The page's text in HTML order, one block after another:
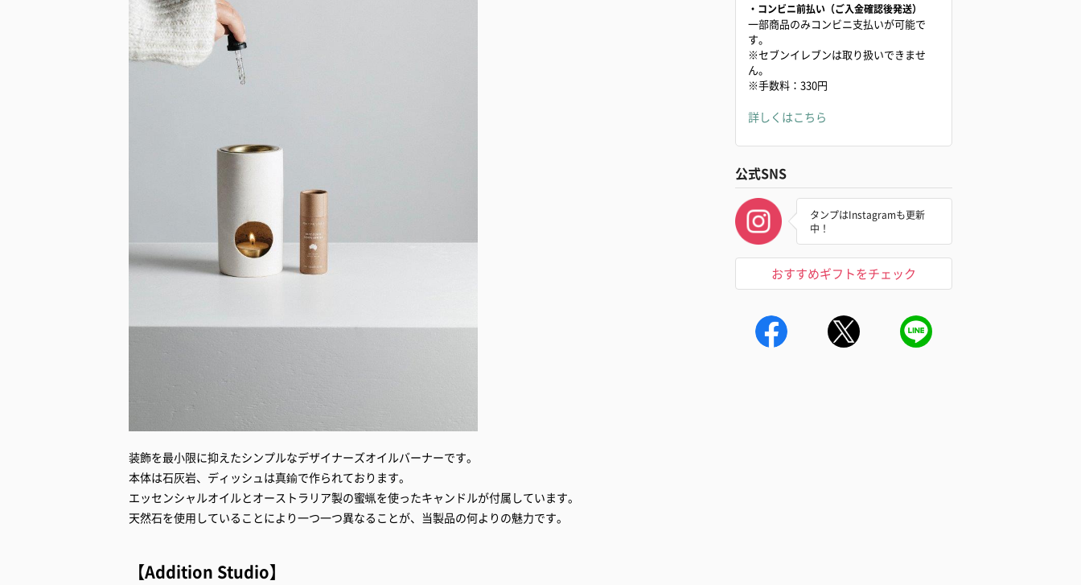
装飾を最小限に抑えたシンプルなデザイナーズオイルバーナーです。
本体は石灰岩、ディッシュは真鍮で作られております。
エッセンシャルオイルとオーストラリア製の蜜蝋を使ったキャンドルが付属しています。
天然石を使用していることにより一つ一つ異なることが、当製品の何よりの魅力です。
【Addition Studio】
・コンビニ前払い（ご入金確認後発送）
一部商品のみコンビニ支払いが可能で
す。
※セブンイレブンは取り扱いできませ
ん。
※手数料：330円
詳しくはこちら
公式SNS
タンプはInstagramも更新
中！
おすすめギフトをチェック